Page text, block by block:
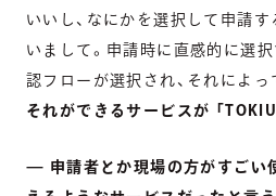
いいし、なにかを選択して申請
いまして。申請時に直感的に選
認フローが選択され、それによっ
それができるサービスが 「
— 申請者とか現場の方がすごい